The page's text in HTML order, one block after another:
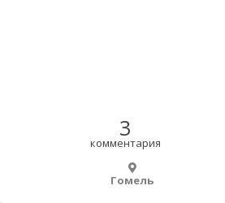
3
комментария
Гомель